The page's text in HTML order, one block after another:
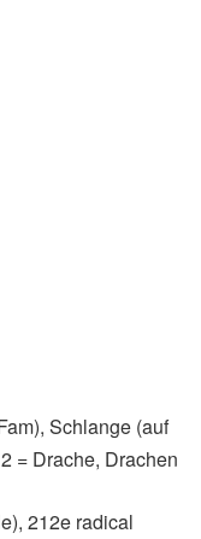
Schlange (auf
= Drache, Drachen
212e radical